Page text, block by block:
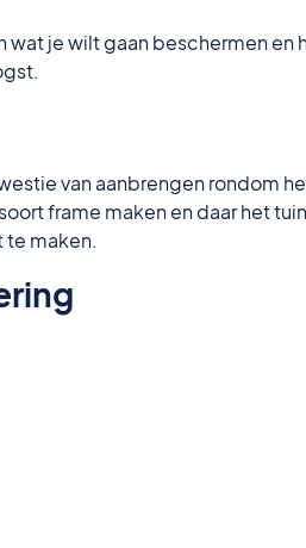
wat je wilt gaan beschermen
van aanbrengen rondom
frame maken en daar het
te maken.